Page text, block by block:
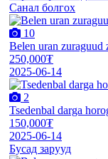
Санал болгох
10
Belen uran zuraguud
250,000₮
2025-06-14
2
Tsedenbal darga
150,000₮
2025-06-14
Бусад зарууд